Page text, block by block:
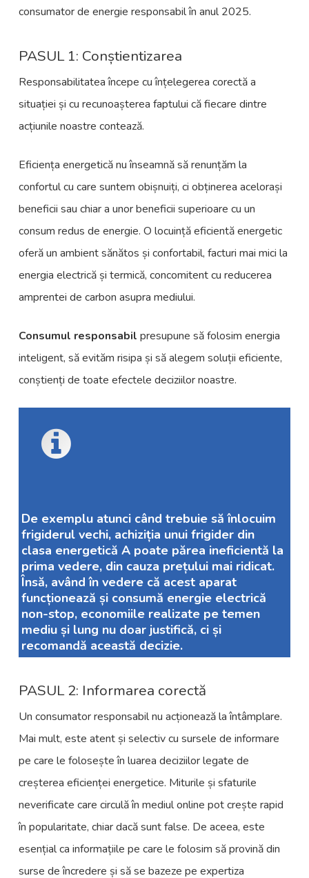
consumator de energie responsabil în anul 2025.
PASUL 1: Conștientizarea
Responsabilitatea începe cu înțelegerea corectă a
situației și cu recunoașterea faptului că fiecare dintre
acțiunile noastre contează.
Eficiența energetică nu înseamnă să renunțăm la
confortul cu care suntem obișnuiți, ci obținerea acelorași
beneficii sau chiar a unor beneficii superioare cu un
consum redus de energie. O locuință eficientă energetic
oferă un ambient sănătos și confortabil, facturi mai mici la
energia electrică și termică, concomitent cu reducerea
amprentei de carbon asupra mediului.
Consumul responsabil presupune să folosim energia
inteligent, să evităm risipa și să alegem soluții eficiente,
conștienți de toate efectele deciziilor noastre.
De exemplu atunci când trebuie să înlocuim
frigiderul vechi, achiziția unui frigider din
clasa energetică A poate părea ineficientă la
prima vedere, din cauza prețului mai ridicat.
Însă, având în vedere că acest aparat
funcționează și consumă energie electrică
non-stop, economiile realizate pe temen
mediu și lung nu doar justifică, ci și
recomandă această decizie.
PASUL 2: Informarea corectă
Un consumator responsabil nu acționează la întâmplare.
Mai mult, este atent și selectiv cu sursele de informare
pe care le folosește în luarea deciziilor legate de
creșterea eficienței energetice. Miturile și sfaturile
neverificate care circulă în mediul online pot crește rapid
în popularitate, chiar dacă sunt false. De aceea, este
esențial ca informațiile pe care le folosim să provină din
surse de încredere și să se bazeze pe expertiza